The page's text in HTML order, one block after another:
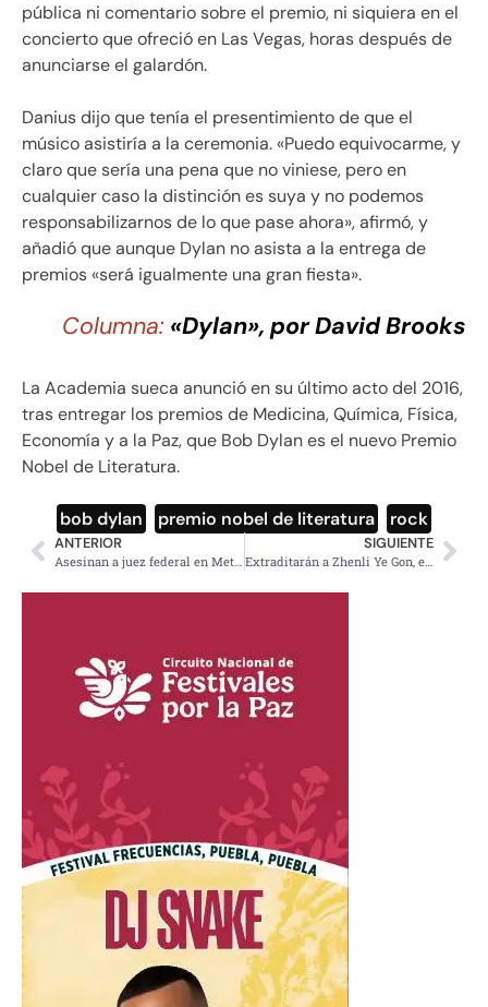
pública ni comentario sobre el premio, ni siquiera en el
concierto que ofreció en Las Vegas, horas después de
anunciarse el galardón.
Danius dijo que tenía el presentimiento de que el
músico asistiría a la ceremonia. «Puedo equivocarme, y
claro que sería una pena que no viniese, pero en
cualquier caso la distinción es suya y no podemos
responsabilizarnos de lo que pase ahora», afirmó, y
añadió que aunque Dylan no asista a la entrega de
premios «será igualmente una gran fiesta».
Columna: «Dylan», por David Brooks
La Academia sueca anunció en su último acto del 2016,
tras entregar los premios de Medicina, Química, Física,
Economía y a la Paz, que Bob Dylan es el nuevo Premio
Nobel de Literatura.
bob dylan premio nobel de literatura rock
ANTERIOR SIGUIENTE
Extraditarán a Zhenli Ye Gon, empresario que tenía 207 mdd en su casa de la CDMX